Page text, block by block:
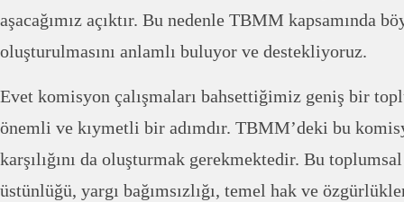
aşacağımız açıktır. Bu nedenle TBMM kapsamında
oluşturulmasını anlamlı buluyor ve destekliyoruz.
Evet komisyon çalışmaları bahsettiğimiz geniş bir
önemli ve kıymetli bir adımdır. TBMM’deki bu
karşılığını da oluşturmak gerekmektedir. Bu
üstünlüğü, yargı bağımsızlığı, temel hak ve